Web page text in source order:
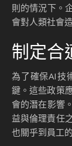
則的情況下。
會對人類社會
制定合
為了確保AI技
鍵。這些政策
會的潛在影響
益與倫理責任
也關乎到員工